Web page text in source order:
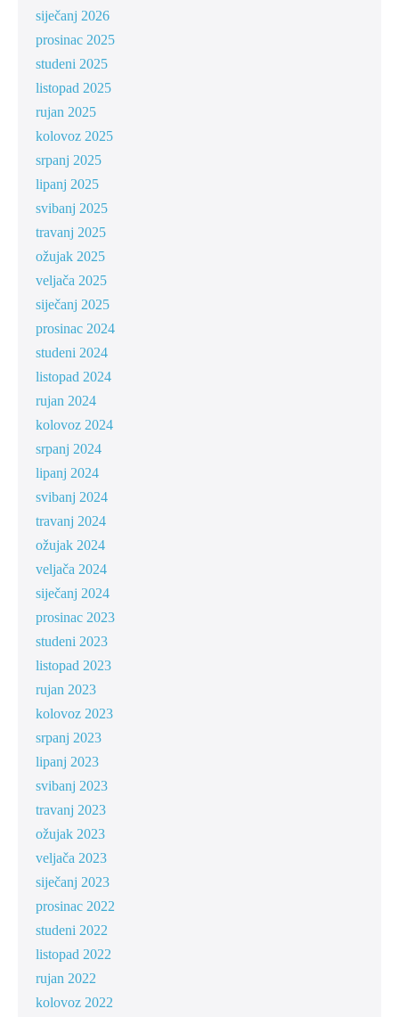
siječanj 2026
prosinac 2025
studeni 2025
listopad 2025
rujan 2025
kolovoz 2025
srpanj 2025
lipanj 2025
svibanj 2025
travanj 2025
ožujak 2025
veljača 2025
siječanj 2025
prosinac 2024
studeni 2024
listopad 2024
rujan 2024
kolovoz 2024
srpanj 2024
lipanj 2024
svibanj 2024
travanj 2024
ožujak 2024
veljača 2024
siječanj 2024
prosinac 2023
studeni 2023
listopad 2023
rujan 2023
kolovoz 2023
srpanj 2023
lipanj 2023
svibanj 2023
travanj 2023
ožujak 2023
veljača 2023
siječanj 2023
prosinac 2022
studeni 2022
listopad 2022
rujan 2022
kolovoz 2022